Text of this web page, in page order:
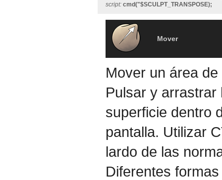
script: cmd("$SCULPT_TRANSPOSE);
Mover
Mover un área
Pulsar y arrastrar
superficie dentro
pantalla. Utilizar
lardo de las
Diferentes